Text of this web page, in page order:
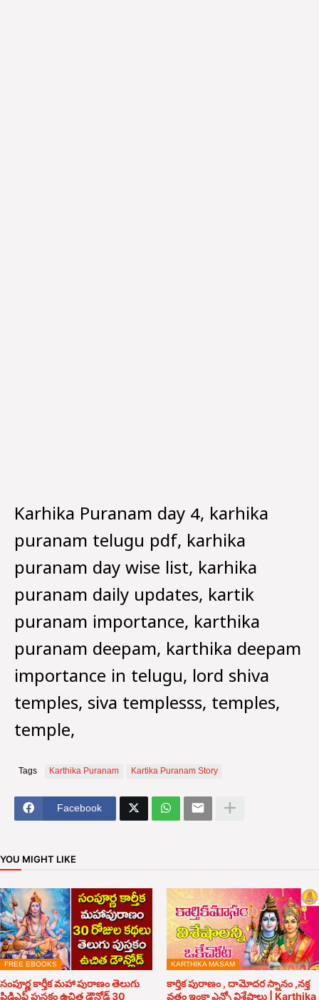
Karhika Puranam day 4, karhika
puranam telugu pdf, karhika
puranam day wise list, karhika
puranam daily updates, kartik
puranam importance, karthika
puranam deepam, karthika deepam
importance in telugu, lord shiva
temples, siva templesss, temples,
temple,
Tags Karthika Puranam Kartika Puranam Story
Facebook
YOU MIGHT LIKE
FREE EBOOKS
సంపూర్ణ కార్తీక మహా పురాణం తెలుగు
పిడిఎఫ్ పుస్తకం ఉచిత డౌన్లోడ్ 30
KARTHIKA MASAM
కార్తిక పురాణం , దామోదర స్నానం ,నక్త
వ్రతం ఇంకా ఎన్నో విశేషాలు | Karthika